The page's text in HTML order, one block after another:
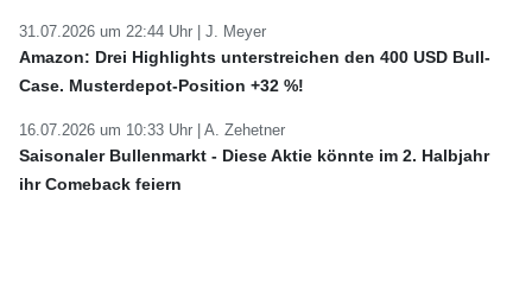
31.07.2026 um 22:44 Uhr | J. Meyer
Amazon: Drei Highlights unterstreichen den 400 USD Bull-
Case. Musterdepot-Position +32 %!
16.07.2026 um 10:33 Uhr | A. Zehetner
Saisonaler Bullenmarkt - Diese Aktie könnte im 2. Halbjahr
ihr Comeback feiern